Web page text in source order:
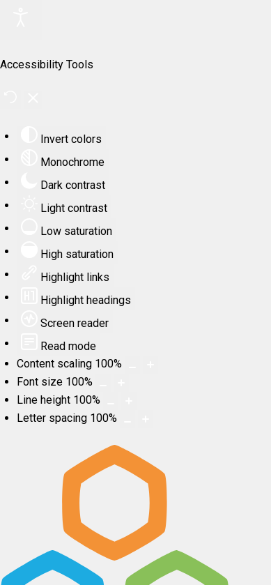
Accessibility Tools
Invert colors
Monochrome
Dark contrast
Light contrast
Low saturation
High saturation
Highlight links
Highlight headings
Screen reader
Read mode
Content scaling 100%
Font size 100%
Line height 100%
Letter spacing 100%